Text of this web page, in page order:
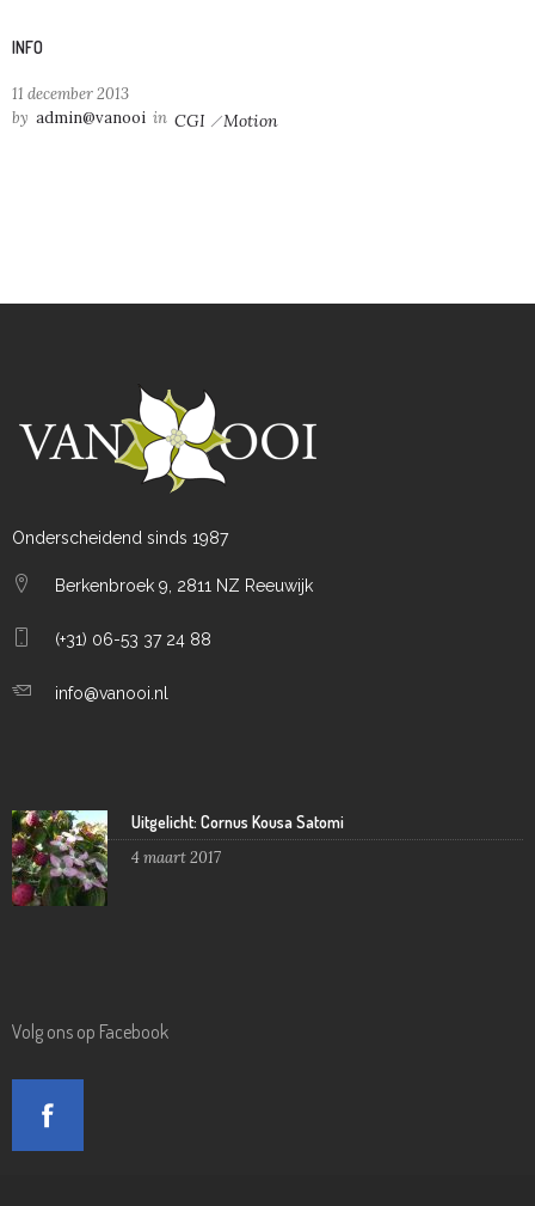
INFO
11 december 2013
by admin@vanooi in CGI Motion
Onderscheidend sinds 1987
Berkenbroek 9, 2811 NZ Reeuwijk
(+31) 06-53 37 24 88
info@vanooi.nl
Uitgelicht: Cornus Kousa Satomi
4 maart 2017
Volg ons op Facebook